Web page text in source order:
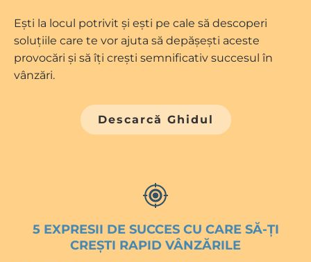
Ești la locul potrivit și ești pe cale să descoperi
soluțiile care te vor ajuta să depășești aceste
provocări și să îți crești semnificativ succesul în
vânzări.
Descarcă Ghidul
5 EXPRESII DE SUCCES CU CARE SĂ-ȚI
CREȘTI RAPID VÂNZĂRILE